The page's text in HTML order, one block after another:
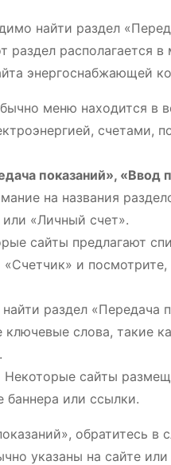
найти раздел
располагается
энергоснабжающей
меню находится в
счетами,
показаний», «Ввод
на названия
«Личный счет».
сайты предлагают
и
раздел «Передача
слова, такие
Некоторые сайты
баннера или ссылки.
обратитесь в
указаны на сайте